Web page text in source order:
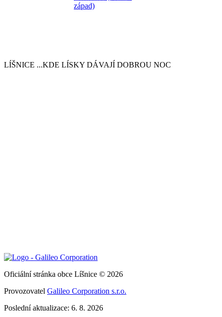
LÍŠNICE ...KDE LÍSKY DÁVAJÍ DOBROU NOC
Oficiální stránka obce Líšnice © 2026
Provozovatel Galileo Corporation s.r.o.
Poslední aktualizace: 6. 8. 2026